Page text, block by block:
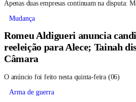
Apenas duas empresas continuam na disputa:
Mudança
Romeu Aldigueri anuncia
reeleição para Alece; Tainah
Câmara
O anúncio foi feito nesta quinta-feira (06)
Arma de guerra